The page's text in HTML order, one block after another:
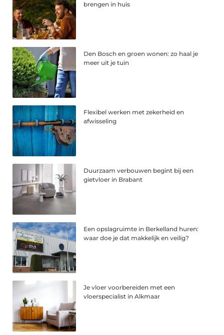
brengen in huis
Den Bosch en groen wonen: zo haal je
meer uit je tuin
Flexibel werken met zekerheid en
afwisseling
Duurzaam verbouwen begint bij een
gietvloer in Brabant
Een opslagruimte in Berkelland huren:
waar doe je dat makkelijk en veilig?
Je vloer voorbereiden met een
vloerspecialist in Alkmaar